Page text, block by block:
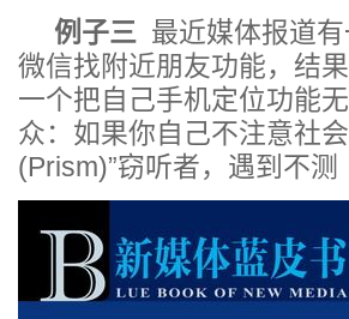
例子三 最近媒体报道
微信找附近朋友功能，结
一个把自己手机定位功能
众：如果你自己不注意社
(Prism)”窃听者，遇到不